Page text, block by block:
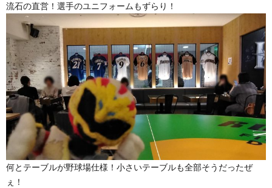
流石の直営！選手のユニフォームもずらり！
何とテーブルが野球場仕様！小さいテーブルも全部そうだったぜ
ぇ！